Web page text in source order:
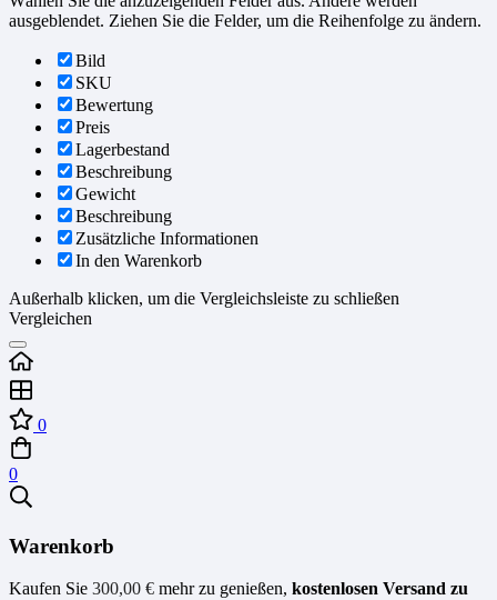
ausgeblendet. Ziehen Sie die Felder, um die Reihenfolge zu ändern.
Bild
SKU
Bewertung
Preis
Lagerbestand
Beschreibung
Gewicht
Beschreibung
Zusätzliche Informationen
In den Warenkorb
Außerhalb klicken, um die Vergleichsleiste zu schließen
Vergleichen
0
0
Warenkorb
Kaufen Sie 300,00 € mehr zu genießen, kostenlosen Versand zu